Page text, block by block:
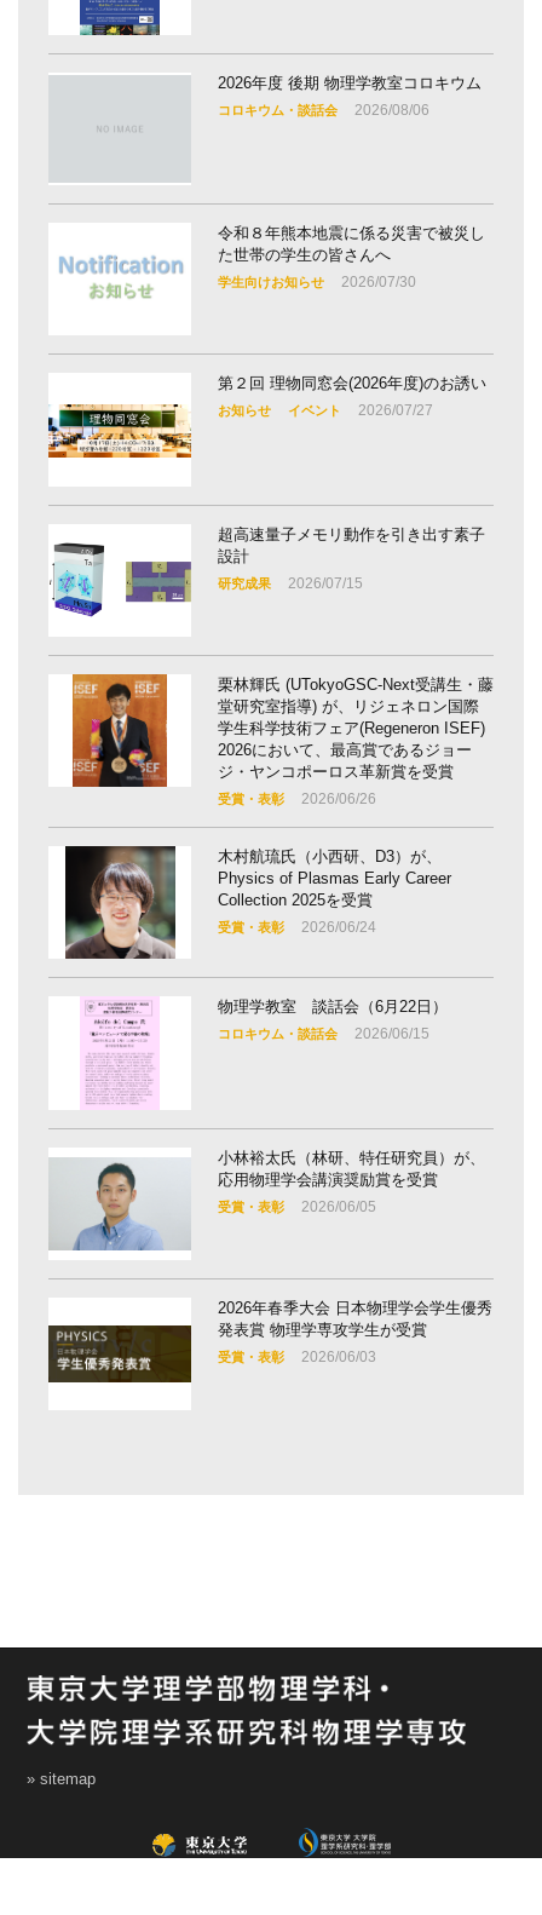
2026年度 後期 物理学教室コロキウム
コロキウム・談話会 2026/08/06
令和８年熊本地震に係る災害で被災し
た世帯の学生の皆さんへ
学生向けお知らせ 2026/07/30
第２回 理物同窓会(2026年度)のお誘い
お知らせ イベント 2026/07/27
超高速量子メモリ動作を引き出す素子
設計
研究成果 2026/07/15
栗林輝氏 (UTokyoGSC-Next受講生・藤
堂研究室指導) が、リジェネロン国際
学生科学技術フェア(Regeneron ISEF)
2026において、最高賞であるジョー
ジ・ヤンコポーロス革新賞を受賞
受賞・表彰 2026/06/26
木村航琉氏（小西研、D3）が、
Physics of Plasmas Early Career
Collection 2025を受賞
受賞・表彰 2026/06/24
物理学教室 談話会（6月22日）
コロキウム・談話会 2026/06/15
小林裕太氏（林研、特任研究員）が、
応用物理学会講演奨励賞を受賞
受賞・表彰 2026/06/05
2026年春季大会 日本物理学会学生優秀
発表賞 物理学専攻学生が受賞
受賞・表彰 2026/06/03
» sitemap